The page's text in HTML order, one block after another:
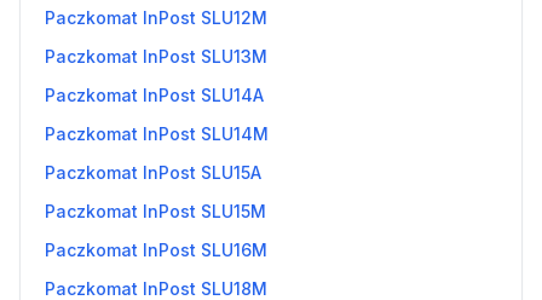
Paczkomat InPost SLU12M
Paczkomat InPost SLU13M
Paczkomat InPost SLU14A
Paczkomat InPost SLU14M
Paczkomat InPost SLU15A
Paczkomat InPost SLU15M
Paczkomat InPost SLU16M
Paczkomat InPost SLU18M